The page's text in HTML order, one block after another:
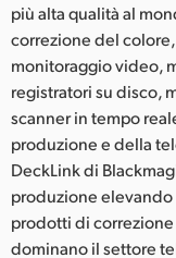
più alta qualità al
correzione del
monitoraggio video,
registratori su disco,
scanner in tempo
produzione e della
DeckLink di
produzione
prodotti di
dominano il settore